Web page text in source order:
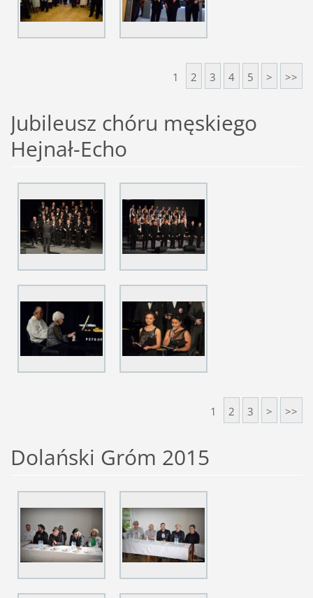
1 2 3 4 5 > >>
Jubileusz chóru męskiego
Hejnał-Echo
1 2 3 > >>
Dolański Gróm 2015